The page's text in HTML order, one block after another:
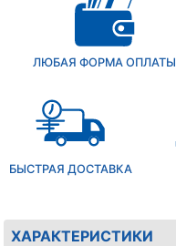
ЛЮБАЯ ФОРМА ОПЛАТЫ
БЫСТРАЯ ДОСТАВКА
ХАРАКТЕРИСТИКИ